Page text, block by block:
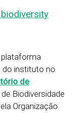
instituto no
de
Biodiversidade
Organização